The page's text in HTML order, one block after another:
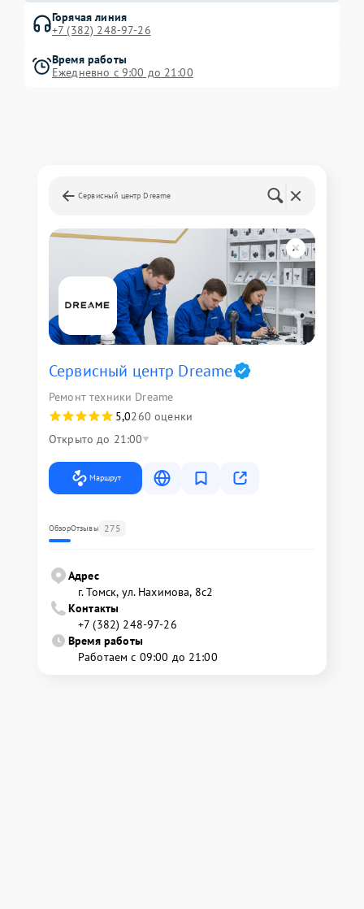
Горячая линия
+7 (382) 248-97-26
Время работы
Ежедневно с 9:00 до 21:00
Сервисный центр Dreame
Сервисный центр Dreame
Ремонт техники Dreame
5,0260 оценки
Открыто до 21:00
Маршрут
ОбзорОтзывы 275
Адрес
г. Томск, ул. Нахимова, 8с2
Контакты
+7 (382) 248-97-26
Время работы
Работаем с 09:00 до 21:00